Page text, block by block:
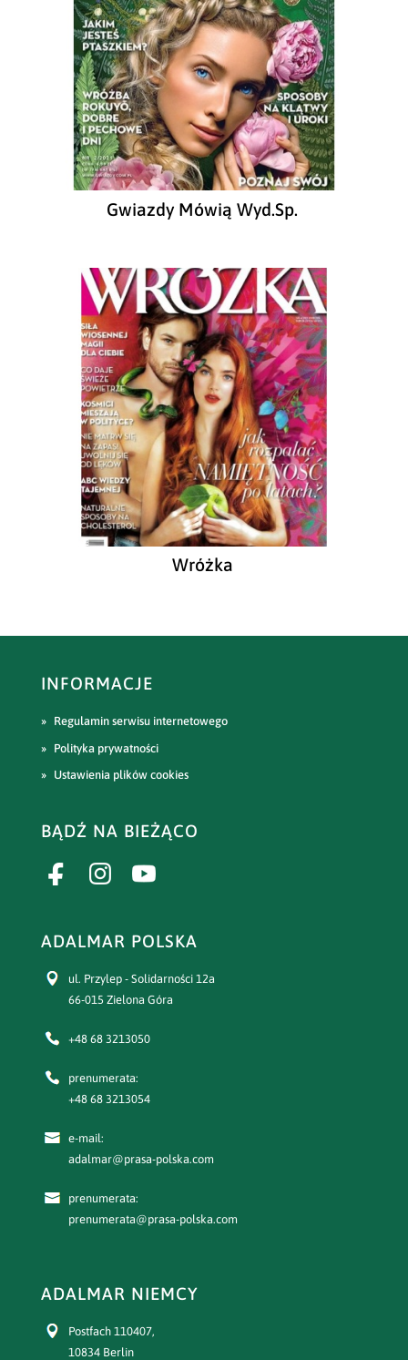
Gwiazdy Mówią Wyd.Sp.
Wróżka
INFORMACJE
Regulamin serwisu internetowego
Polityka prywatności
Ustawienia plików cookies
BĄDŹ NA BIEŻĄCO
ADALMAR POLSKA
ul. Przylep - Solidarności 12a
66-015 Zielona Góra
+48 68 3213050
prenumerata:
+48 68 3213054
e-mail:
adalmar@prasa-polska.com
prenumerata:
prenumerata@prasa-polska.com
ADALMAR NIEMCY
Postfach 110407,
10834 Berlin